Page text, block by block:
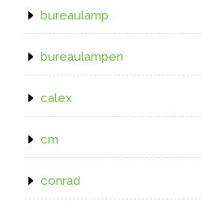
bureaulamp
bureaulampen
calex
cm
conrad